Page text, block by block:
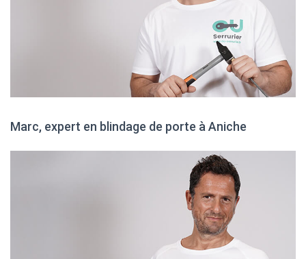
Marc, expert en blindage de porte à Aniche